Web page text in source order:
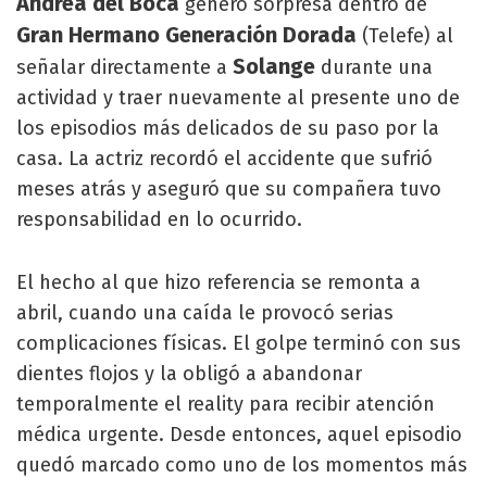
Gran Hermano Generación Dorada (Telefe) al
señalar directamente a Solange durante una
actividad y traer nuevamente al presente uno de
los episodios más delicados de su paso por la
casa. La actriz recordó el accidente que sufrió
meses atrás y aseguró que su compañera tuvo
responsabilidad en lo ocurrido.
El hecho al que hizo referencia se remonta a
abril, cuando una caída le provocó serias
complicaciones físicas. El golpe terminó con sus
dientes flojos y la obligó a abandonar
temporalmente el reality para recibir atención
médica urgente. Desde entonces, aquel episodio
quedó marcado como uno de los momentos más